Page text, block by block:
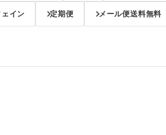
イン 定期便 メール便送料無料